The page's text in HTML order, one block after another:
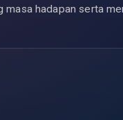
hadapan serta